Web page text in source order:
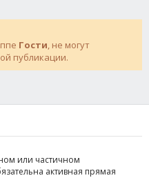
Гости, не могут
публикации.
или частичном
активная прямая